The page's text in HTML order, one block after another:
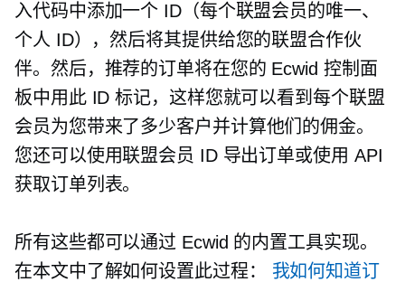
入代码中添加一个 ID（每个联盟会员的唯一、
个人 ID），然后将其提供给您的联盟合作伙
伴。然后，推荐的订单将在您的 Ecwid 控制面
板中用此 ID 标记，这样您就可以看到每个联盟
会员为您带来了多少客户并计算他们的佣金。
您还可以使用联盟会员 ID 导出订单或使用 API
获取订单列表。
所有这些都可以通过 Ecwid 的内置工具实现。
在本文中了解如何设置此过程： 我如何知道订